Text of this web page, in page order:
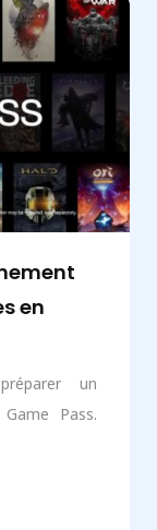
en
un
Pass.